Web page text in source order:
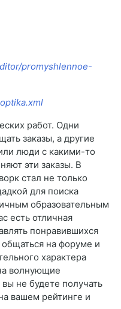
promyshlennoe-
работ. Одни
заказы, а другие
люди с какими-то
эти заказы. В
стал не только
для поиска
образовательным
есть отличная
понравившихся
общаться на форуме и
характера
волнующие
не будете получать
вашем рейтинге и